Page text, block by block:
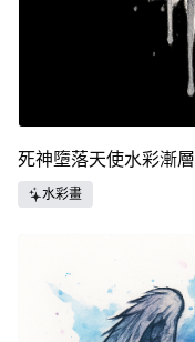
死神墮落天使水彩漸層
水彩畫